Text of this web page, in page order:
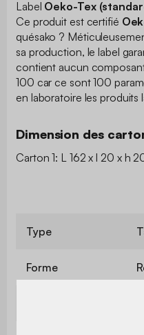
Label Oeko-Tex
Ce produit est certifié
quésako ?
sa production, le label
contient aucun
100 car ce sont 100
en laboratoire les produits
Dimension des
Carton 1: L 162 x l 20 x h
Type
Forme